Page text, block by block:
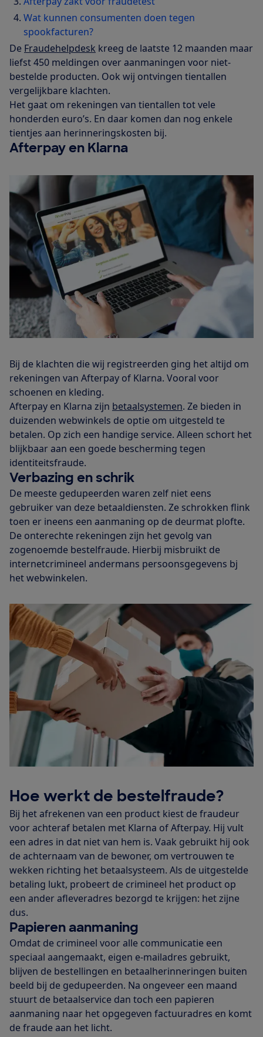
Wat kunnen consumenten doen tegen
spookfacturen?
De Fraudehelpdesk kreeg de laatste 12 maanden maar
liefst 450 meldingen over aanmaningen voor niet-
bestelde producten. Ook wij ontvingen tientallen
vergelijkbare klachten.
Het gaat om rekeningen van tientallen tot vele
honderden euro’s. En daar komen dan nog enkele
tientjes aan herinneringskosten bij.
Afterpay en Klarna
Bij de klachten die wij registreerden ging het altijd om
rekeningen van Afterpay of Klarna. Vooral voor
schoenen en kleding.
Afterpay en Klarna zijn betaalsystemen. Ze bieden in
duizenden webwinkels de optie om uitgesteld te
betalen. Op zich een handige service. Alleen schort het
blijkbaar aan een goede bescherming tegen
identiteitsfraude.
Verbazing en schrik
De meeste gedupeerden waren zelf niet eens
gebruiker van deze betaaldiensten. Ze schrokken flink
toen er ineens een aanmaning op de deurmat plofte.
De onterechte rekeningen zijn het gevolg van
zogenoemde bestelfraude. Hierbij misbruikt de
internetcrimineel andermans persoonsgegevens bj
het webwinkelen.
Hoe werkt de bestelfraude?
Bij het afrekenen van een product kiest de fraudeur
voor achteraf betalen met Klarna of Afterpay. Hij vult
een adres in dat niet van hem is. Vaak gebruikt hij ook
de achternaam van de bewoner, om vertrouwen te
wekken richting het betaalsysteem. Als de uitgestelde
betaling lukt, probeert de crimineel het product op
een ander afleveradres bezorgd te krijgen: het zijne
dus.
Papieren aanmaning
Omdat de crimineel voor alle communicatie een
speciaal aangemaakt, eigen e-mailadres gebruikt,
blijven de bestellingen en betaalherinneringen buiten
beeld bij de gedupeerden. Na ongeveer een maand
stuurt de betaalservice dan toch een papieren
aanmaning naar het opgegeven factuuradres en komt
de fraude aan het licht.